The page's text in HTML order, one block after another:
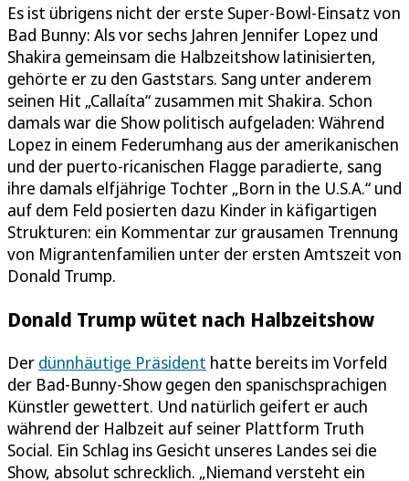
Es ist übrigens nicht der erste Super-Bowl-Einsatz von
Bad Bunny: Als vor sechs Jahren Jennifer Lopez und
Shakira gemeinsam die Halbzeitshow latinisierten,
gehörte er zu den Gaststars. Sang unter anderem
seinen Hit „Callaíta“ zusammen mit Shakira. Schon
damals war die Show politisch aufgeladen: Während
Lopez in einem Federumhang aus der amerikanischen
und der puerto-ricanischen Flagge paradierte, sang
ihre damals elfjährige Tochter „Born in the U.S.A.“ und
auf dem Feld posierten dazu Kinder in käfigartigen
Strukturen: ein Kommentar zur grausamen Trennung
von Migrantenfamilien unter der ersten Amtszeit von
Donald Trump.
Donald Trump wütet nach Halbzeitshow
Der dünnhäutige Präsident hatte bereits im Vorfeld
der Bad-Bunny-Show gegen den spanischsprachigen
Künstler gewettert. Und natürlich geifert er auch
während der Halbzeit auf seiner Plattform Truth
Social. Ein Schlag ins Gesicht unseres Landes sei die
Show, absolut schrecklich. „Niemand versteht ein